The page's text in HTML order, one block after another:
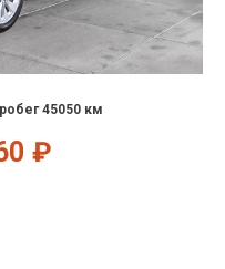
45050 км
₽